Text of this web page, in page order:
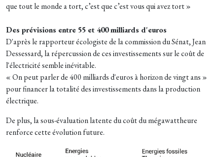
que tout le monde a tort, c’est que c’est vous qui avez tort »
Des prévisions entre 55 et 400 milliards d'euros
D'après le rapporteur écologiste de la commission du Sénat, Jean
Dessessard, la répercussion de ces investissements sur le coût de
l'électricité semble inévitable.
« On peut parler de 400 milliards d'euros à horizon de vingt ans »
pour financer la totalité des investissements dans la production
électrique.
De plus, la sous-évaluation latente du coût du mégawattheure
renforce cette évolution future.